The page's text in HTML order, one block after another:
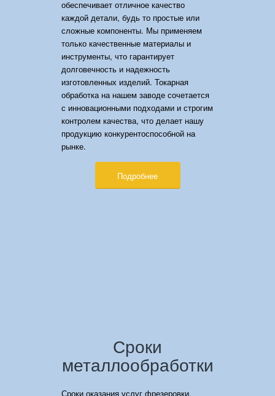
обеспечивает отличное качество
каждой детали, будь то простые или
сложные компоненты. Мы применяем
только качественные материалы и
инструменты, что гарантирует
долговечность и надежность
изготовленных изделий. Токарная
обработка на нашем заводе сочетается
с инновационными подходами и строгим
контролем качества, что делает нашу
продукцию конкурентоспособной на
рынке.
Подробнее
Сроки
металлообработки
Сроки оказания услуг фрезеровки,